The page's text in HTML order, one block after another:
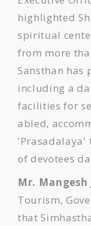
highlighted
spiritual
from more
Sansthan has
including a
facilities for
abled,
'Prasadalaya'
of devotees
Mr. Mangesh
Tourism,
that